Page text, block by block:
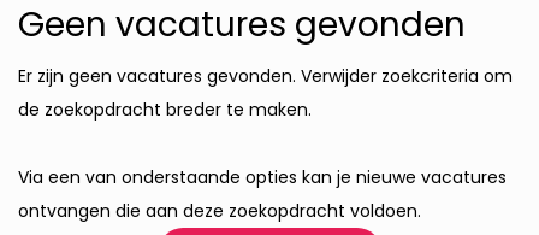
Geen vacatures gevonden
Er zijn geen vacatures gevonden. Verwijder zoekcriteria om
de zoekopdracht breder te maken.
Via een van onderstaande opties kan je nieuwe vacatures
ontvangen die aan deze zoekopdracht voldoen.